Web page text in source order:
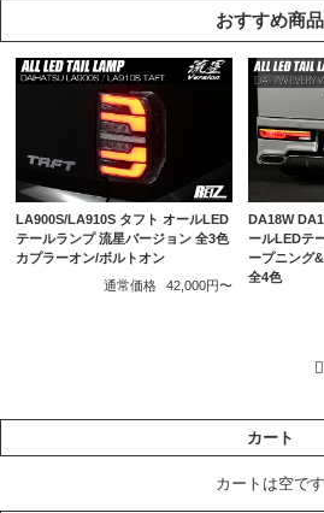
おすすめ商品
LA900S/LA910S タフト オールLED
テールランプ 流星バージョン 全3色
カプラーオン/ボルトオン
通常価格
42,000円〜
DA18W
ールLEDテ
ープニング
全4色
カート
カートは空です